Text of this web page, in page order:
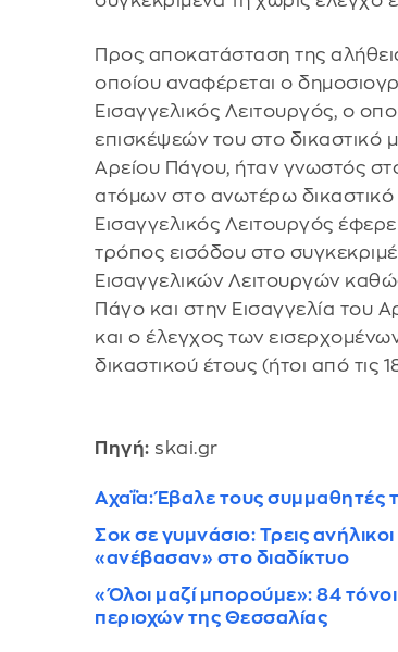
Προς αποκατάσταση της
οποίου αναφέρεται ο
Εισαγγελικός Λειτουργός, ο
επισκέψεών του στο δικαστικό
Αρείου Πάγου, ήταν γνωστός
ατόμων στο ανωτέρω δικαστικό
Εισαγγελικός Λειτουργός
τρόπος εισόδου στο
Εισαγγελικών Λειτουργών
Πάγο και στην Εισαγγελία του
και ο έλεγχος των
δικαστικού έτους (ήτοι από τις
Πηγή: skai.gr
Αχαΐα: Έβαλε τους συμμαθητές
Σοκ σε γυμνάσιο: Τρεις
«ανέβασαν» στο διαδίκτυο
«Όλοι μαζί μπορούμε»: 84
περιοχών της Θεσσαλίας